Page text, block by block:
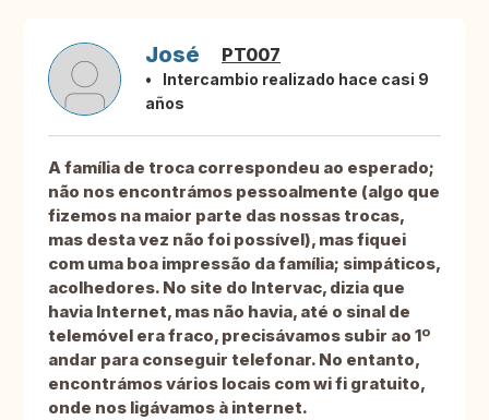
José PT007
Intercambio realizado hace casi 9
años
A família de troca correspondeu ao esperado;
não nos encontrámos pessoalmente (algo que
fizemos na maior parte das nossas trocas,
mas desta vez não foi possível), mas fiquei
com uma boa impressão da família; simpáticos,
acolhedores. No site do Intervac, dizia que
havia Internet, mas não havia, até o sinal de
telemóvel era fraco, precisávamos subir ao 1º
andar para conseguir telefonar. No entanto,
encontrámos vários locais com wi fi gratuito,
onde nos ligávamos à internet.